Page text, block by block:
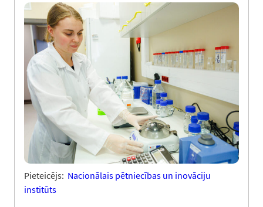
Pieteicējs: Nacionālais pētniecības un inovāciju
institūts